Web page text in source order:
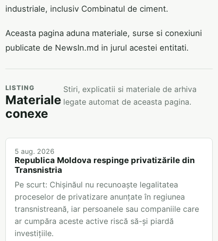
industriale, inclusiv Combinatul de ciment.
Aceasta pagina aduna materiale, surse si conexiuni
publicate de NewsIn.md in jurul acestei entitati.
LISTING
Materiale
conexe
Stiri, explicatii si materiale de arhiva
legate automat de aceasta pagina.
5 aug. 2026
Republica Moldova respinge privatizările din
Transnistria
Pe scurt: Chișinăul nu recunoaște legalitatea
proceselor de privatizare anunțate în regiunea
transnistreană, iar persoanele sau companiile care
ar cumpăra aceste active riscă să-și piardă
investițiile.